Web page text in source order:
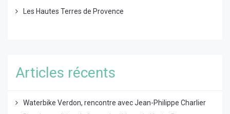
Les Hautes Terres de Provence
Articles récents
Waterbike Verdon, rencontre avec Jean-Philippe Charlier